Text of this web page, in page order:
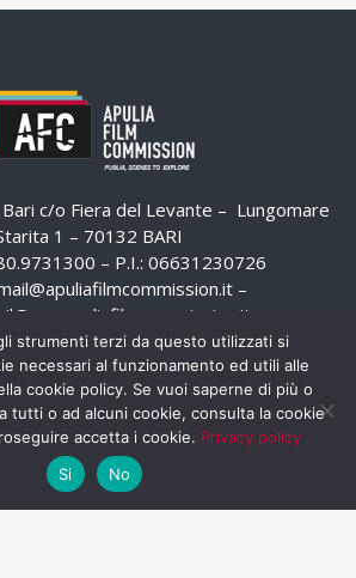
c/o Fiera del Levante – Lungomare
1 – 70132 BARI
– P.I.: 06631230726
–
strumenti terzi da questo utilizzati si
necessari al funzionamento ed utili alle
cookie policy. Se vuoi saperne di più o
tutti o ad alcuni cookie, consulta la cookie
accetta i cookie. Privacy policy
Si
No